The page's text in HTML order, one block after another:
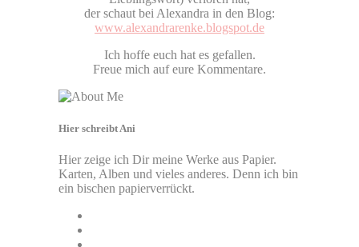
der schaut bei Alexandra in den Blog:
www.alexandrarenke.blogspot.de
Ich hoffe euch hat es gefallen.
Freue mich auf eure Kommentare.
Hier schreibt Ani
Hier zeige ich Dir meine Werke aus Papier.
Karten, Alben und vieles anderes. Denn ich bin
ein bischen papierverrückt.